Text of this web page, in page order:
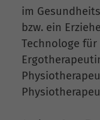
im
bzw. ein
Technologe